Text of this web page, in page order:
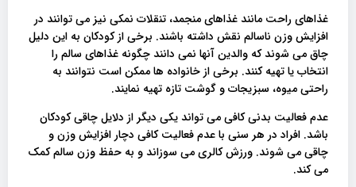
غذاهای راحت مانند غذاهای منجمد، تنقلات نمکی نیز می توانند در
افزایش وزن ناسالم نقش داشته باشند. برخی از کودکان به این دلیل
چاق می شوند که والدین آنها نمی دانند چگونه غذاهای سالم را
انتخاب یا تهیه کنند. برخی از خانواده ها ممکن است نتوانند به
راحتی میوه، سبزیجات و گوشت تازه تهیه نمایند.
عدم فعالیت بدنی کافی می تواند یکی دیگر از دلایل چاقی کودکان
باشد. افراد در هر سنی با عدم فعالیت کافی دچار افزایش وزن و
چاقی می شوند. ورزش کالری می سوزاند و به حفظ وزن سالم کمک
می کند.